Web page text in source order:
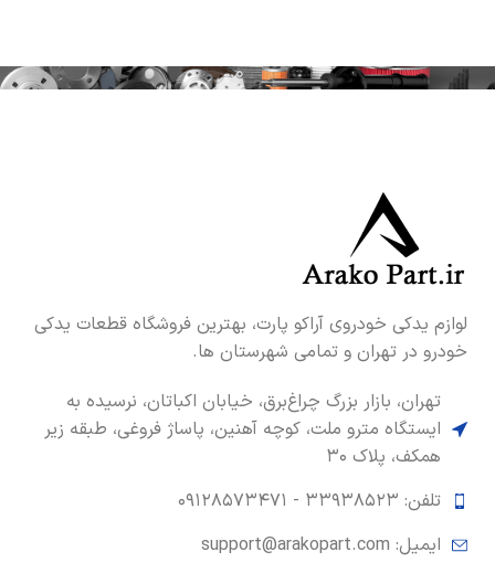
لوازم یدکی خودروی آراکو پارت، بهترین فروشگاه قطعات یدکی
خودرو در تهران و تمامی شهرستان ها.
تهران، بازار بزرگ چراغ‌برق، خیابان اکباتان، نرسیده به
ایستگاه مترو ملت، کوچه آهنین، پاساژ فروغی، طبقه زیر
همکف، پلاک ۳۰
تلفن: ۳۳۹۳۸۵۲۳ -
۰۹۱۲۸۵۷۳۴۷۱
ایمیل: support@arakopart.com